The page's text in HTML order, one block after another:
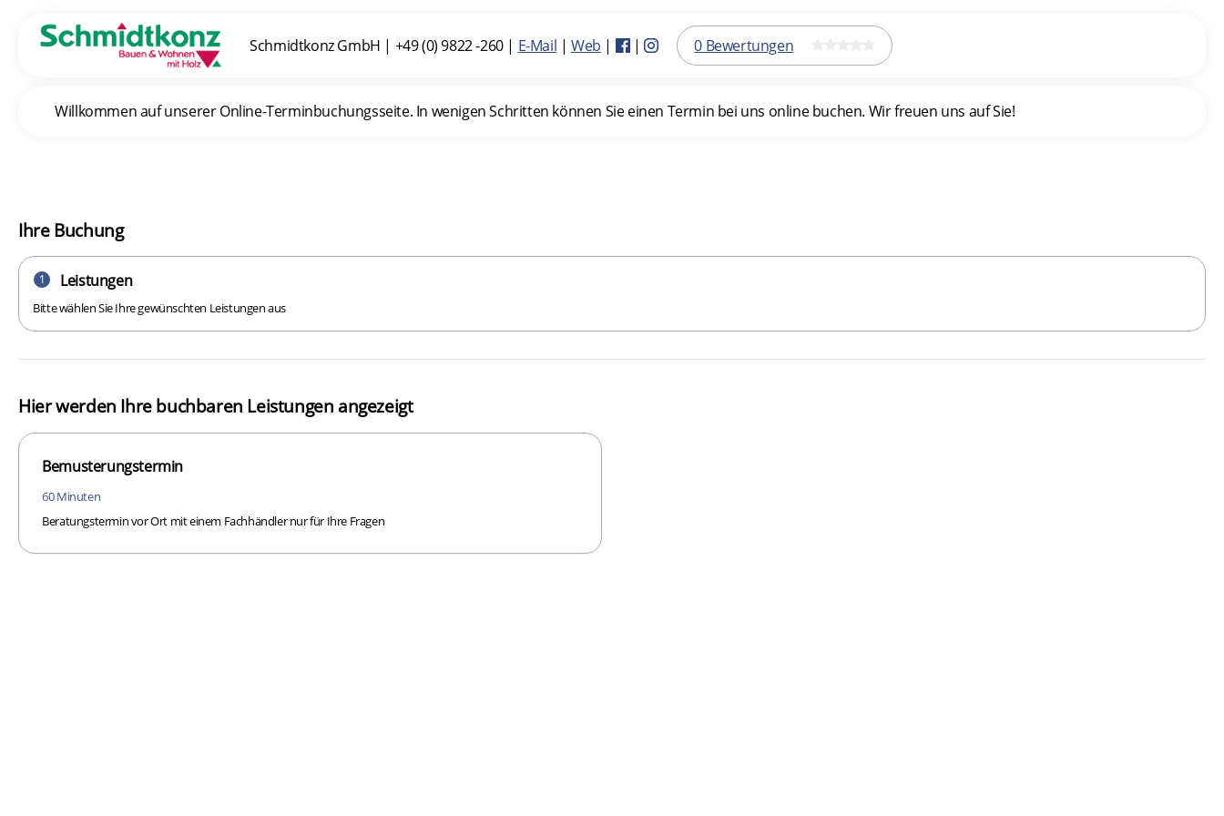
Schmidtkonz GmbH | +49 (0) 9822 -260| E-Mail |Web | | 0 Bewertungen
Willkommen auf unserer Online-Terminbuchungsseite. In wenigen Schritten können Sie einen Termin bei uns online buchen. Wir freuen uns auf Sie!
Hier werden Ihre buchbaren Leistungen angezeigt
Bemusterungstermin
60 Minuten
Beratungstermin vor Ort mit einem Fachhändler nur für Ihre Fragen
Ihre Buchung
1 Leistungen
Bitte wählen Sie Ihre gewünschten Leistungen aus